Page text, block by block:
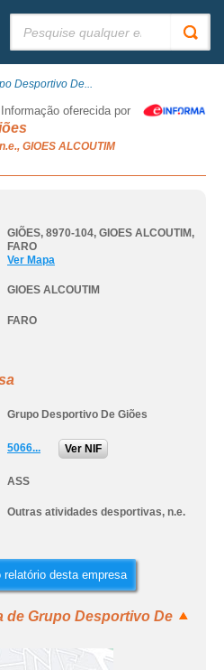
Desportivo De...
Informação oferecida por
GIOES ALCOUTIM
GIÕES, 8970-104, GIOES ALCOUTIM ,
FARO
Ver Mapa
GIOES ALCOUTIM
FARO
Grupo Desportivo De Giões
5066... Ver NIF
ASS
Outras atividades desportivas, n.e.
desta empresa
de Grupo Desportivo De